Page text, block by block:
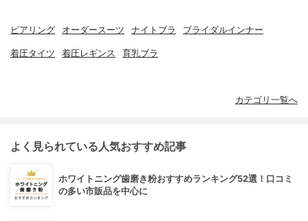
ピアリング オーダースーツ ナイトブラ ブライダルインナー
着圧タイツ 着圧レギンス 育乳ブラ
カテゴリ一覧へ
よく見られている人気おすすめ記事
ホワイトニング歯磨き粉おすすめランキング52選！口コミ
の多い市販品を中心に